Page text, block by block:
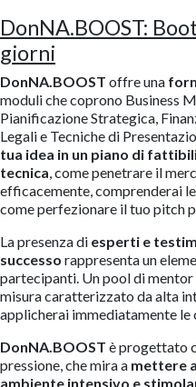
DonNA.BOOST:
giorni
DonNA.BOOST offre una
moduli che coprono Business
Pianificazione Strategica,
Legali e Tecniche di
tua idea in un piano di
tecnica , come penetrare il
efficacemente, comprenderai
come perfezionare il tuo pitch
La presenza di esperti e
successo rappresenta un
partecipanti. Un pool di
misura caratterizzato da alta
applicherai immediatamente le
DonNA.BOOST è progettato
pressione, che mira a mettere
ambiente intensivo e